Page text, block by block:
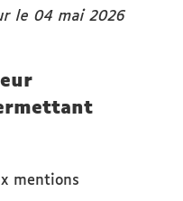
le 04 mai 2026
mentions